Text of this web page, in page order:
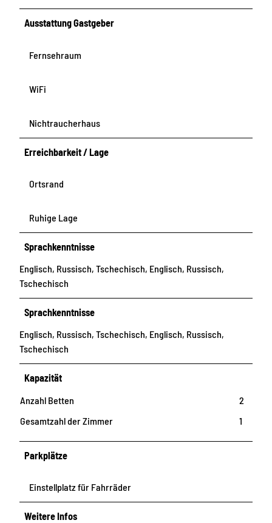
Ausstattung Gastgeber
Fernsehraum
WiFi
Nichtraucherhaus
Erreichbarkeit / Lage
Ortsrand
Ruhige Lage
Sprachkenntnisse
Englisch, Russisch, Tschechisch, Englisch, Russisch,
Tschechisch
Sprachkenntnisse
Englisch, Russisch, Tschechisch, Englisch, Russisch,
Tschechisch
Kapazität
Anzahl Betten
2
Gesamtzahl der Zimmer
1
Parkplätze
Einstellplatz für Fahrräder
Weitere Infos